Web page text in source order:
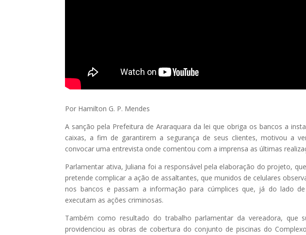
Por Hamilton G. P. Mendes
A sanção pela Prefeitura de Araraquara da lei que obriga os bancos a
caixas, a fim de garantirem a segurança de seus clientes, motivou a
convocar uma entrevista onde comentou com a imprensa as últimas
Parlamentar ativa, Juliana foi a responsável pela elaboração do projeto,
pretende complicar a ação de assaltantes, que munidos de celulares
nos bancos e passam a informação para cúmplices que, já do lado
executam as ações criminosas.
Também como resultado do trabalho parlamentar da vereadora, que
providenciou as obras de cobertura do conjunto de piscinas do